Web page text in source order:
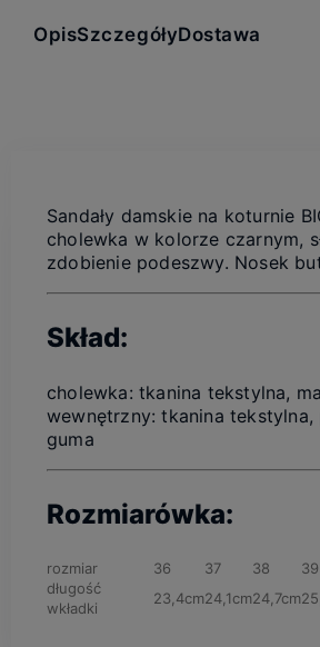
OpisSzczegółyDostawa
Sandały damskie na koturnie
cholewka w kolorze czarnym,
zdobienie podeszwy. Nosek
Skład:
cholewka: tkanina tekstylna,
wewnętrzny: tkanina tekstylna,
guma
Rozmiarówka:
rozmiar 36 37 38 39
długość
wkładki
23,4cm24,1cm24,7cm